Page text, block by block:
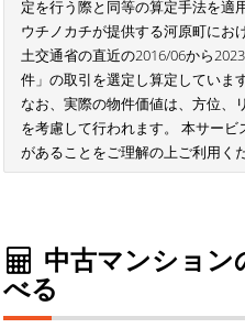
定を行う際と同等の算定手法を適
ウチノカチが提供する河原町にお
土交通省の直近の2016/06から
件」の取引を選定し算定しています
なお、実際の物件価値は、方位、
を考慮して行われます。 本サー
があることをご理解の上ご利用く
中古マンション
べる